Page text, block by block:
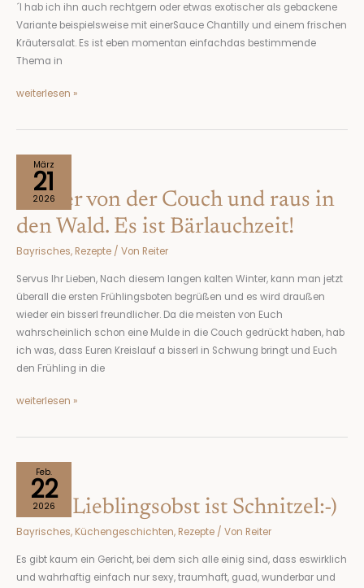
´l hab ich ihn auch rechtgern oder etwas exotischer als gebackene
Variante beispielsweise mit einerSauce Chantilly und einem frischen
Kräutersalat. Es ist eben momentan einfachdas bestimmende
Thema in
weiterlesen »
März
21
2026
Runter von der Couch und raus in
den Wald. Es ist Bärlauchzeit!
Bayrisches, Rezepte / Von Reiter
Servus Ihr Lieben, Nach diesem langen kalten Winter, kann man jetzt
überall die ersten Frühlingsboten begrüßen und es wird draußen
wieder ein bisserl freundlicher. Da die meisten von Euch
wahrscheinlich schon eine Mulde in die Couch gedrückt haben, hab
ich was, dass Euren Kreislauf a bisserl in Schwung bringt und Euch
den Frühling in die
Runter
Couch
und
raus
Bärlauchzeit!
weiterlesen »
Feb.
22
2026
Mein Lieblingsobst ist Schnitzel:-)
Bayrisches, Küchengeschichten, Rezepte / Von Reiter
Es gibt kaum ein Gericht, bei dem sich alle einig sind, dass eswirklich
und wahrhaftig einfach nur sexy, traumhaft, guad, wunderbar und
Mein
Lieblingsobst